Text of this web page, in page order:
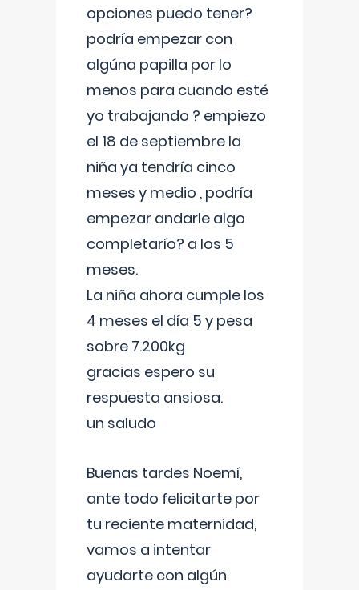
opciones puedo tener?
podría empezar con
algúna papilla por lo
menos para cuando esté
yo trabajando ? empiezo
el 18 de septiembre la
niña ya tendría cinco
meses y medio , podría
empezar andarle algo
completarío? a los 5
meses.
La niña ahora cumple los
4 meses el día 5 y pesa
sobre 7.200kg
gracias espero su
respuesta ansiosa.
un saludo
Buenas tardes Noemí,
ante todo felicitarte por
tu reciente maternidad,
vamos a intentar
ayudarte con algún